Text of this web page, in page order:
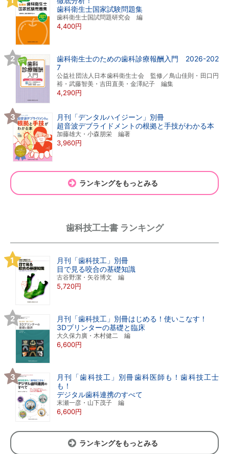
歯科衛生士国家試験問題集
歯科衛生士国試問題研究会 編
4,400円
歯科衛生士のための歯科診療報酬入門 2026-202
7
公益社団法人日本歯科衛生士会 監修／鳥山佳則・田口円
裕・武藤智美・吉田直美・金澤紀子 編集
4,290円
月刊「デンタルハイジーン」別冊
超音波デブライドメントの根拠と手技がわかる本
加藤雄大・小森朋栄 編著
3,960円
ランキングをもっとみる
歯科技工士書 ランキング
月刊「歯科技工」別冊
目で見る咬合の基礎知識
古谷野潔・矢谷博文 編
5,720円
月刊「歯科技工」別冊はじめる！使いこなす！
3Dプリンターの基礎と臨床
大久保力廣・木村健二 編
6,600円
月刊「歯科技工」別冊歯科医師も！歯科技工士
も！
デジタル歯科連携のすべて
末瀬一彦・山下茂子 編
6,600円
ランキングをもっとみる